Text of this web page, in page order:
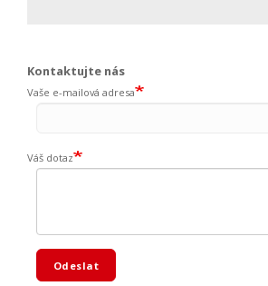
Kontaktujte nás
Vaše e-mailová adresa
Váš dotaz
Odeslat